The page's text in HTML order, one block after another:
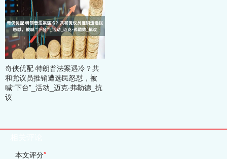
奇侠优配 特朗普法案遇冷？共
和党议员推销遭选民怒怼，被
喊“下台”_活动_迈克·弗勒德_抗
议
本文评分*